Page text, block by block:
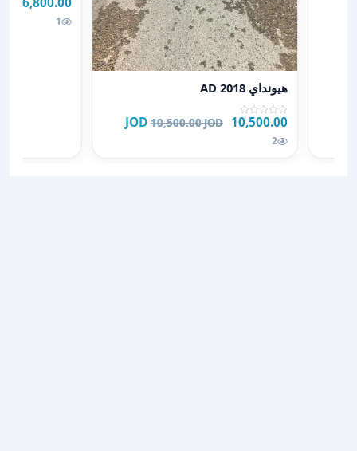
عرض تفاصيل هيونداي AD 2018
هيونداي AD 2018
10,500.00 JOD
10,500.00 JOD
2
1